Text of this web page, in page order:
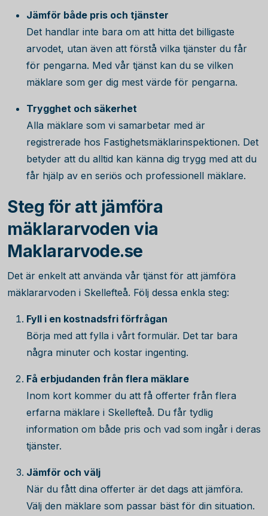
Jämför både pris och tjänster
Det handlar inte bara om att hitta det billigaste
arvodet, utan även att förstå vilka tjänster du får
för pengarna. Med vår tjänst kan du se vilken
mäklare som ger dig mest värde för pengarna.
Trygghet och säkerhet
Alla mäklare som vi samarbetar med är
registrerade hos Fastighetsmäklarinspektionen. Det
betyder att du alltid kan känna dig trygg med att du
får hjälp av en seriös och professionell mäklare.
Steg för att jämföra
mäklararvoden via
Maklararvode.se
Det är enkelt att använda vår tjänst för att jämföra
mäklararvoden i Skellefteå. Följ dessa enkla steg:
Fyll i en kostnadsfri förfrågan
Börja med att fylla i vårt formulär. Det tar bara
några minuter och kostar ingenting.
Få erbjudanden från flera mäklare
Inom kort kommer du att få offerter från flera
erfarna mäklare i Skellefteå. Du får tydlig
information om både pris och vad som ingår i deras
tjänster.
Jämför och välj
När du fått dina offerter är det dags att jämföra.
Välj den mäklare som passar bäst för din situation.